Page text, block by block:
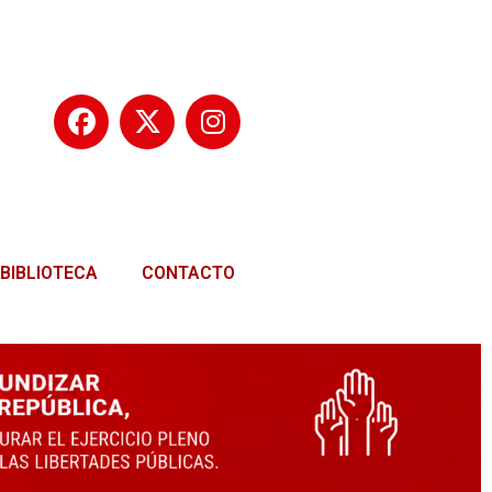
BIBLIOTECA CONTACTO